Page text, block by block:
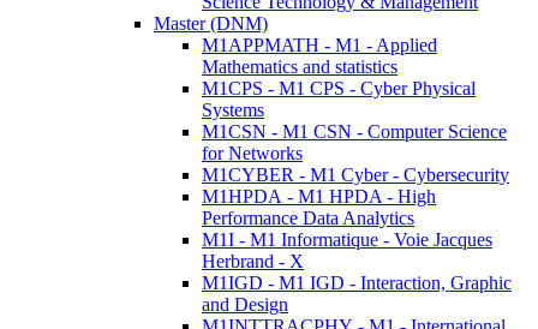
Master (DNM)
M1APPMATH - M1 - Applied
Mathematics and statistics
M1CPS - M1 CPS - Cyber Physical
Systems
M1CSN - M1 CSN - Computer Science
for Networks
M1CYBER - M1 Cyber - Cybersecurity
M1HPDA - M1 HPDA - High
Performance Data Analytics
M1I - M1 Informatique - Voie Jacques
Herbrand - X
M1IGD - M1 IGD - Interaction, Graphic
and Design